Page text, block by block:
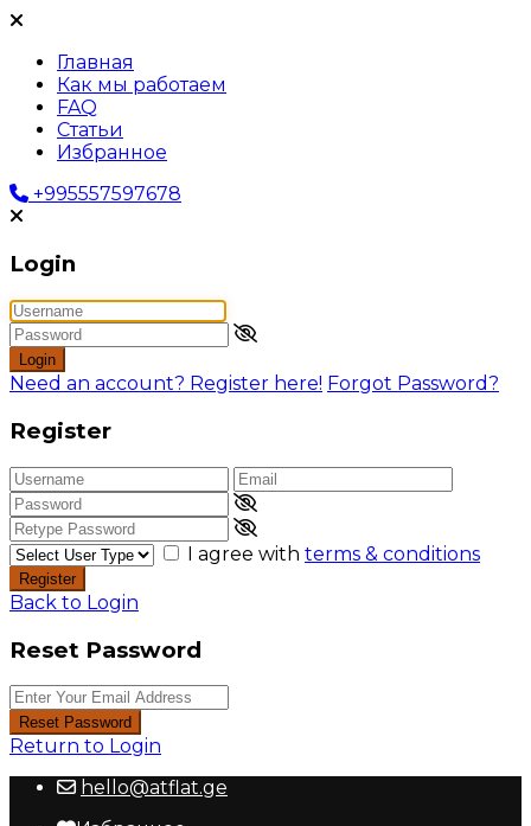
Главная
Как мы работаем
FAQ
Статьи
Избранное
+995557597678
Login
Login
Need an account? Register here! Forgot Password?
Register
I agree with terms & conditions
Register
Back to Login
Reset Password
Reset Password
Return to Login
hello@atflat.ge